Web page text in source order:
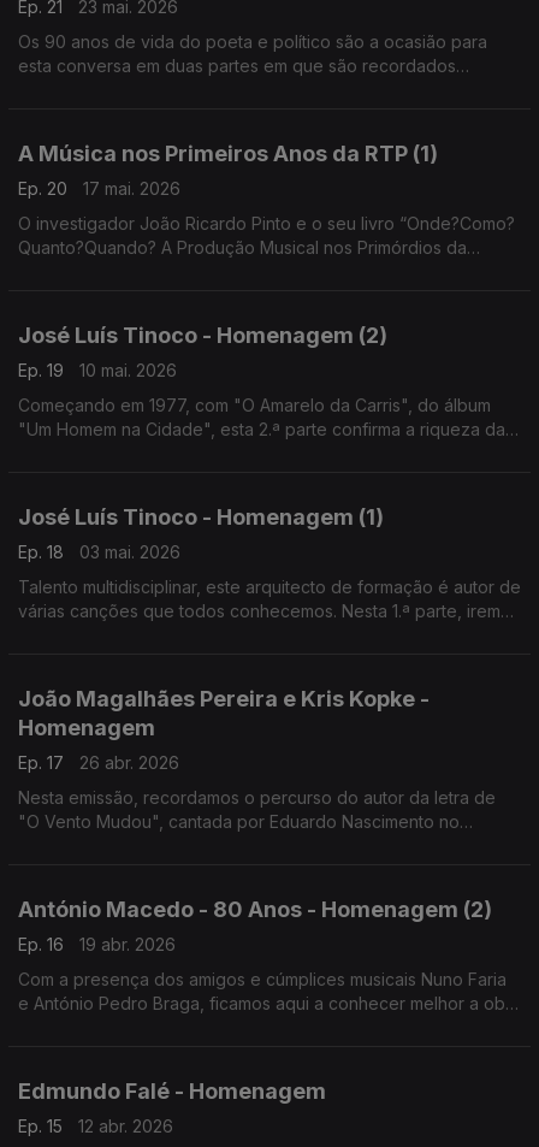
Ep. 21
23 mai. 2026
Os 90 anos de vida do poeta e político são a ocasião para
esta conversa em duas partes em que são recordados
A Música nos Primeiros Anos da RTP (1)
Ep. 20
17 mai. 2026
O investigador João Ricardo Pinto e o seu livro “Onde?Como?
Quanto?Quando? A Produção Musical nos Primórdios da
José Luís Tinoco - Homenagem (2)
Ep. 19
10 mai. 2026
Começando em 1977, com "O Amarelo da Carris", do álbum
"Um Homem na Cidade", esta 2.ª parte confirma a riqueza da
José Luís Tinoco - Homenagem (1)
Ep. 18
03 mai. 2026
Talento multidisciplinar, este arquitecto de formação é autor de
várias canções que todos conhecemos. Nesta 1.ª parte, iremos
João Magalhães Pereira e Kris Kopke -
Homenagem
Ep. 17
26 abr. 2026
Nesta emissão, recordamos o percurso do autor da letra de
"O Vento Mudou", cantada por Eduardo Nascimento no
António Macedo - 80 Anos - Homenagem (2)
Ep. 16
19 abr. 2026
Com a presença dos amigos e cúmplices musicais Nuno Faria
e António Pedro Braga, ficamos aqui a conhecer melhor a obra
Edmundo Falé - Homenagem
Ep. 15 12 abr. 2026